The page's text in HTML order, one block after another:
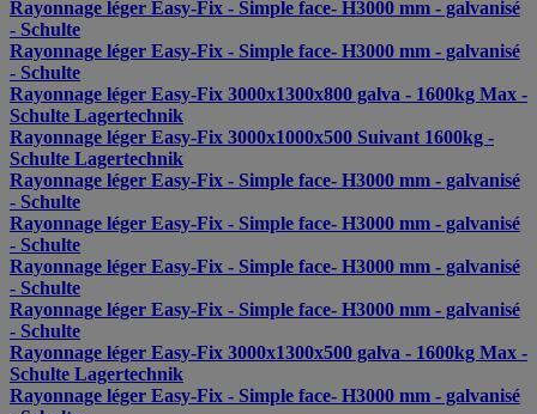
Rayonnage léger Easy-Fix - Simple face- H3000 mm - galvanisé
- Schulte
Rayonnage léger Easy-Fix - Simple face- H3000 mm - galvanisé
- Schulte
Rayonnage léger Easy-Fix 3000x1300x800 galva - 1600kg Max -
Schulte Lagertechnik
Rayonnage léger Easy-Fix 3000x1000x500 Suivant 1600kg -
Schulte Lagertechnik
Rayonnage léger Easy-Fix - Simple face- H3000 mm - galvanisé
- Schulte
Rayonnage léger Easy-Fix - Simple face- H3000 mm - galvanisé
- Schulte
Rayonnage léger Easy-Fix - Simple face- H3000 mm - galvanisé
- Schulte
Rayonnage léger Easy-Fix - Simple face- H3000 mm - galvanisé
- Schulte
Rayonnage léger Easy-Fix 3000x1300x500 galva - 1600kg Max -
Schulte Lagertechnik
Rayonnage léger Easy-Fix - Simple face- H3000 mm - galvanisé